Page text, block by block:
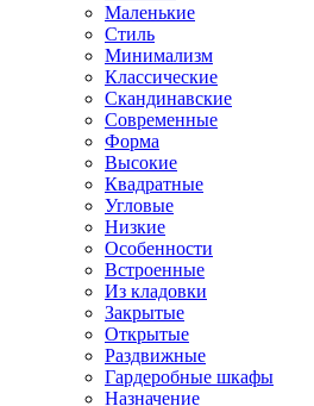
Маленькие
Стиль
Минимализм
Классические
Скандинавские
Современные
Форма
Высокие
Квадратные
Угловые
Низкие
Особенности
Встроенные
Из кладовки
Закрытые
Открытые
Раздвижные
Гардеробные шкафы
Назначение